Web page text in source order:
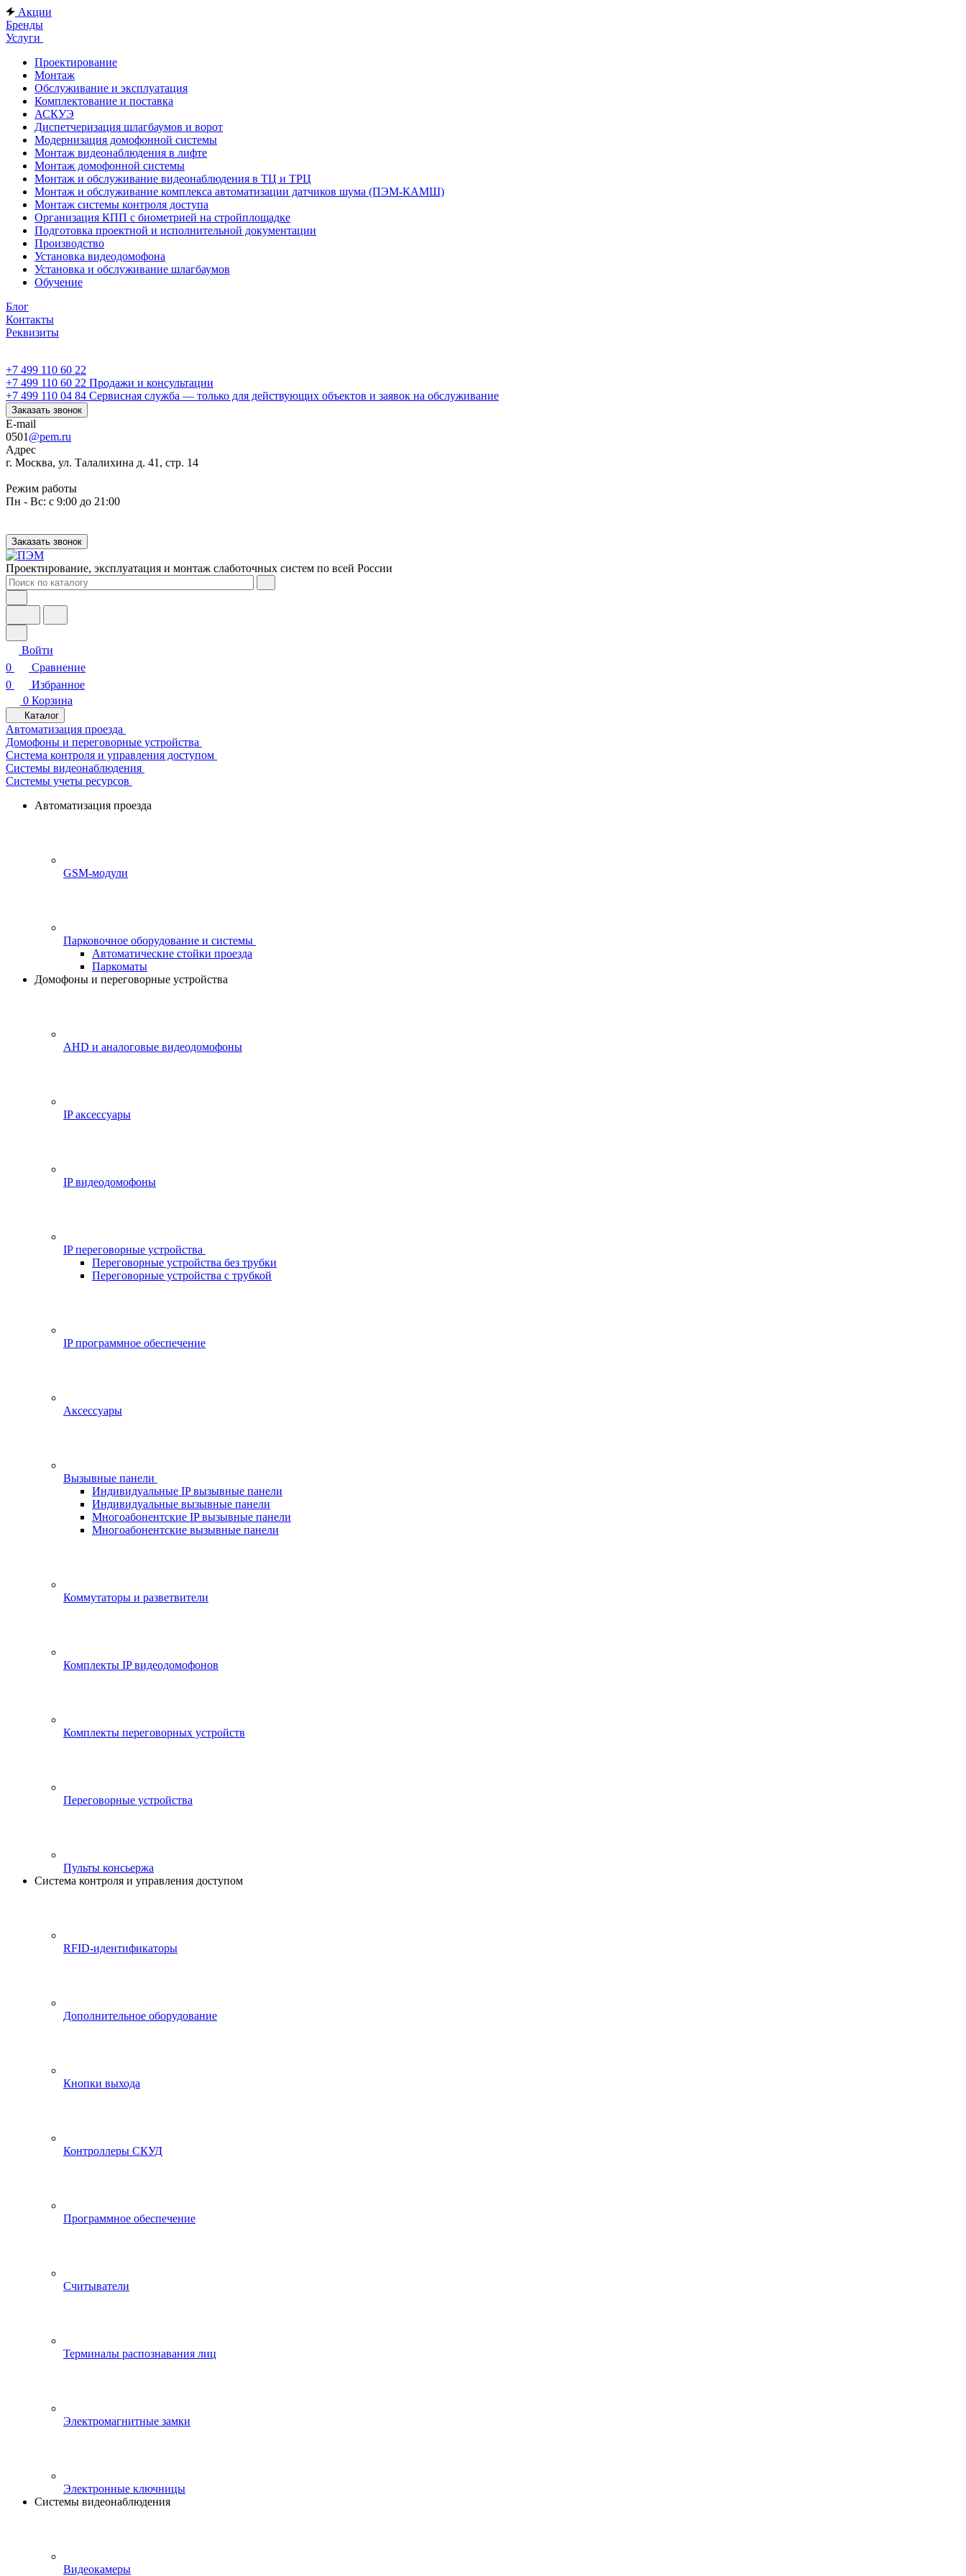
Акции
Бренды
Услуги
Проектирование
Монтаж
Обслуживание и эксплуатация
Комплектование и поставка
АСКУЭ
Диспетчеризация шлагбаумов и ворот
Модернизация домофонной системы
Монтаж видеонаблюдения в лифте
Монтаж домофонной системы
Монтаж и обслуживание видеонаблюдения в ТЦ и ТРЦ
Монтаж и обслуживание комплекса автоматизации датчиков шума (ПЭМ-КАМШ)
Монтаж системы контроля доступа
Организация КПП с биометрией на стройплощадке
Подготовка проектной и исполнительной документации
Производство
Установка видеодомофона
Установка и обслуживание шлагбаумов
Обучение
Блог
Контакты
Реквизиты
+7 499 110 60 22
+7 499 110 60 22 Продажи и консультации
+7 499 110 04 84 Сервисная служба — только для действующих объектов и заявок на обслуживание
Заказать звонок
E-mail
0501 @pem.ru
Адрес
г. Москва, ул. Талалихина д. 41, стр. 14
Режим работы
Пн - Вс: с 9:00 до 21:00
Заказать звонок
Проектирование, эксплуатация и монтаж слаботочных систем по всей России
Войти
0
Сравнение
0
Избранное
0 Корзина
Каталог
Автоматизация проезда
Домофоны и переговорные устройства
Система контроля и управления доступом
Системы видеонаблюдения
Системы учеты ресурсов
Автоматизация проезда
GSM-модули
Парковочное оборудование и системы
Автоматические стойки проезда
Паркоматы
Домофоны и переговорные устройства
AHD и аналоговые видеодомофоны
IP аксессуары
IP видеодомофоны
IP переговорные устройства
Переговорные устройства без трубки
Переговорные устройства с трубкой
IP программное обеспечение
Аксессуары
Вызывные панели
Индивидуальные IP вызывные панели
Индивидуальные вызывные панели
Многоабонентские IP вызывные панели
Многоабонентские вызывные панели
Коммутаторы и разветвители
Комплекты IP видеодомофонов
Комплекты переговорных устройств
Переговорные устройства
Пульты консьержа
Система контроля и управления доступом
RFID-идентификаторы
Дополнительное оборудование
Кнопки выхода
Контроллеры СКУД
Программное обеспечение
Считыватели
Терминалы распознавания лиц
Электромагнитные замки
Электронные ключницы
Системы видеонаблюдения
Видеокамеры